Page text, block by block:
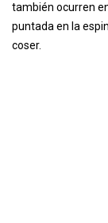
también ocurren
puntada en la
coser.